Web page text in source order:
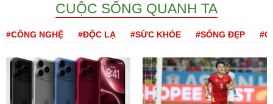
CUỘC SỐNG QUANH TA
#CÔNG NGHỆ #ĐỘC LẠ #SỨC KHỎE #SỐNG ĐẸP